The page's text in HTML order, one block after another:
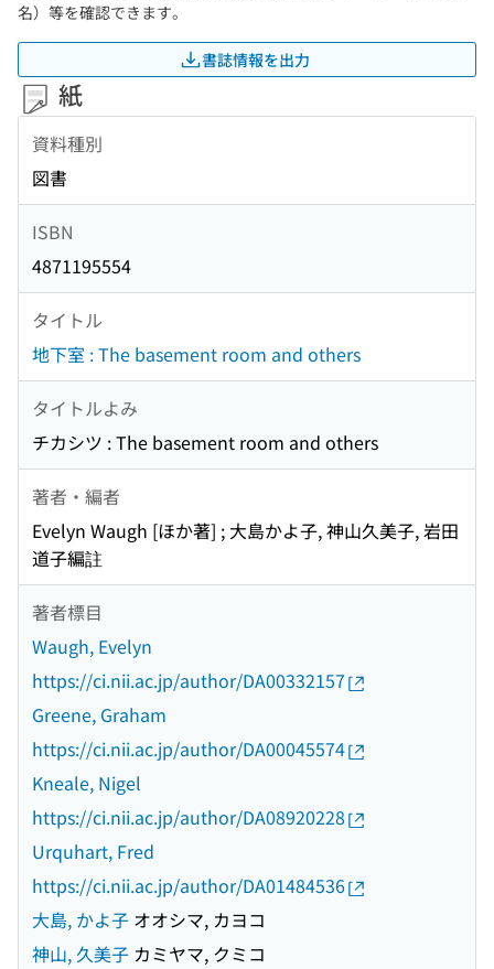
名）等を確認できます。
書誌情報を出力
紙
資料種別
図書
ISBN
4871195554
タイトル
地下室 : The basement room and others
タイトルよみ
チカシツ : The basement room and others
著者・編者
Evelyn Waugh [ほか著] ; 大島かよ子, 神山久美子, 岩田
道子編註
著者標目
Waugh, Evelyn
https://ci.nii.ac.jp/author/DA00332157
Greene, Graham
https://ci.nii.ac.jp/author/DA00045574
Kneale, Nigel
https://ci.nii.ac.jp/author/DA08920228
Urquhart, Fred
https://ci.nii.ac.jp/author/DA01484536
大島, かよ子 オオシマ, カヨコ
神山, 久美子 カミヤマ, クミコ